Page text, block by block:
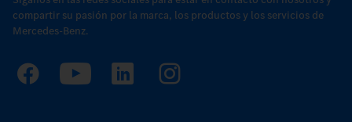
compartir su pasión por la marca, los productos y los servicios de
Mercedes-Benz.